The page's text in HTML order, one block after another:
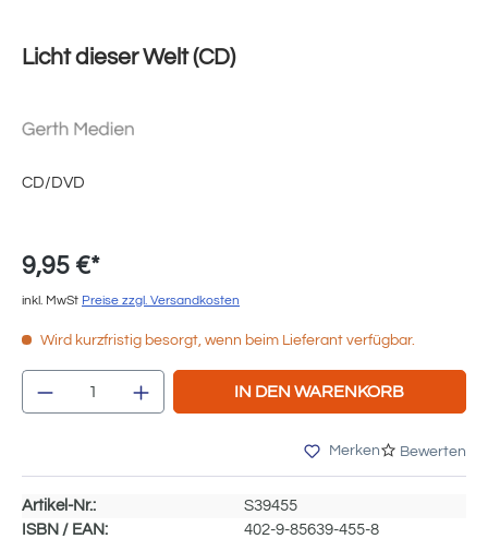
Licht dieser Welt (CD)
CD/DVD
9,95 €*
inkl. MwSt Preise zzgl. Versandkosten
Wird kurzfristig besorgt, wenn beim Lieferant verfügbar.
Produkt Anzahl: Gib den gewünschten
IN DEN WARENKORB
Merken Bewerten
Artikel-Nr.:
S39455
ISBN / EAN:
402-9-85639-455-8